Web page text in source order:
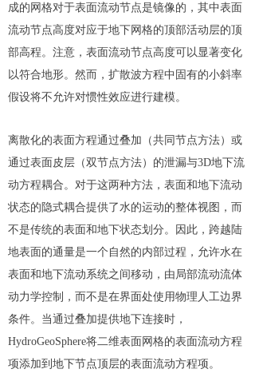
成的网格对于表面流动节点是镜像的，其中表面
流动节点高度对应于地下网格的顶部活动层的顶
部高程。注意，表面流动节点高度可以显著变化
以符合地形。然而，扩散波方程中固有的小斜率
假设将不允许对惯性效应进行建模。
离散化的表面方程通过叠加（共同节点方法）或
通过表面皮层（双节点方法）的泄漏与3D地下流
动方程耦合。对于这两种方法，表面和地下流动
状态的隐式耦合提供了水的运动的整体视图，而
不是传统的表面和地下状态划分。因此，跨越陆
地表面的通量是一个自然的内部过程，允许水在
表面和地下流动系统之间移动，由局部流动流体
动力学控制，而不是在界面处使用物理人工边界
条件。当通过叠加提供地下连接时，
HydroGeoSphere将二维表面网格的表面流动方程
项添加到地下节点顶层的表面流动方程项。